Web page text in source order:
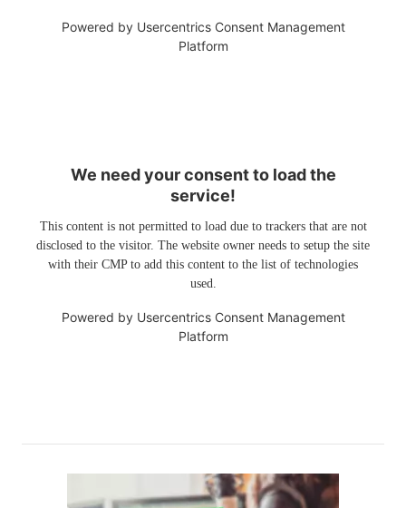
Powered by Usercentrics Consent Management
Platform
We need your consent to load the
service!
This content is not permitted to load due to trackers that are not
disclosed to the visitor. The website owner needs to setup the site
with their CMP to add this content to the list of technologies
used.
Powered by Usercentrics Consent Management
Platform